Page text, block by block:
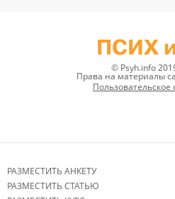
ПСИХ
© Psyh.info
Права на материалы
РАЗМЕСТИТЬ АНКЕТУ
РАЗМЕСТИТЬ СТАТЬЮ